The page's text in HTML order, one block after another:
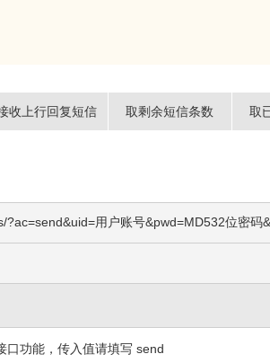
收上行回复短信 取剩余短信条数 取
?ac=send&uid=用户账号&pwd=MD532位密
口功能，传入值请填写 send